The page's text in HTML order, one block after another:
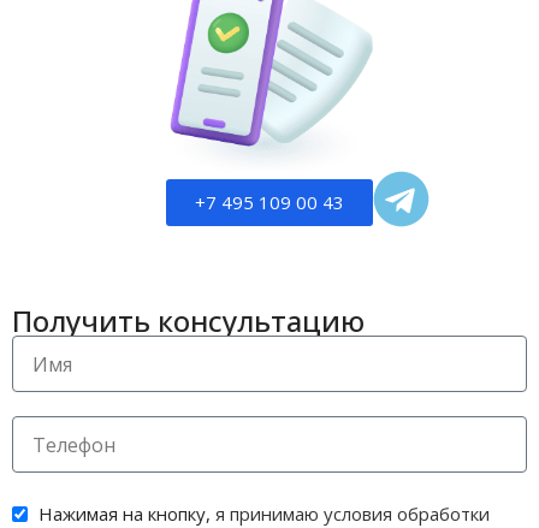
+7 495 109 00 43
Получить консультацию
Нажимая на кнопку, я принимаю условия обработки